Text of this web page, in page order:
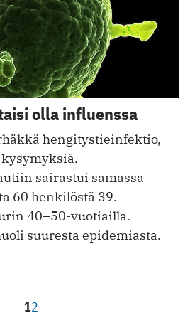
olla influenssa
hengitystieinfektio,
sairastui samassa
60 henkilöstä 39.
40–50-vuotiailla.
suuresta epidemiasta.
12